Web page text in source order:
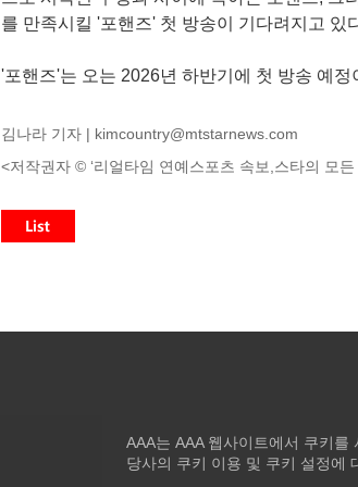
를 만족시킬 '포핸즈' 첫 방송이 기다려지고 있
'포핸즈'는 오는 2026년 하반기에 첫 방송 예정
김나라 기자 | kimcountry@mtstarnews.com
<저작권자 © ‘리얼타임 연예스포츠 속보,스타의 모
AAA는 AAA 웹사이트에서 쿠키
당사의 쿠키 이용 및 쿠키 설정에